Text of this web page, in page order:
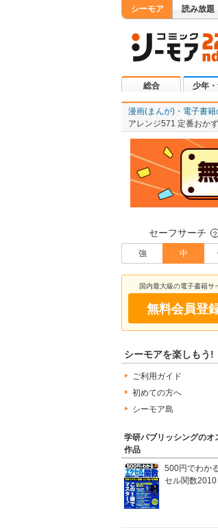
シーモア 読み放題
総合 少年
漫画(まんが)・電子書
アレンジ571 定番おか
セーフサーチ ？
強 中
国内最大級の電子書籍サ
無料会員登
シーモアを楽しもう!
ご利用ガイド
初めての方へ
シーモア島
学研パブリッシングのオ
作品
500円でわか
セル関数2010